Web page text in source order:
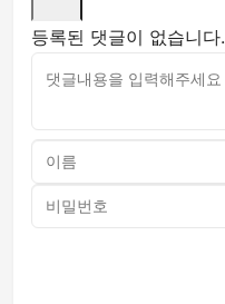
등록된 댓글이 없습니다.